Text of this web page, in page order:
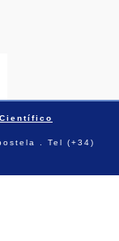
. Tel (+34)